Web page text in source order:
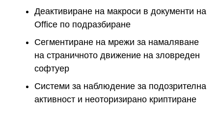
Деактивиране на макроси в документи на
Office по подразбиране
Сегментиране на мрежи за намаляване
на страничното движение на зловреден
софтуер
Системи за наблюдение за подозрителна
активност и неоторизирано криптиране